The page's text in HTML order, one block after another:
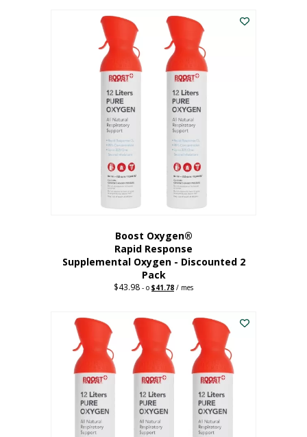
dólares. es:
182,30
dólares.
Boost Oxygen®
Rapid Response
Supplemental Oxygen - Discounted 2
Pack
$43.98 - o Original
$43.98.
$41.78 Current
$41.78.
/ mes